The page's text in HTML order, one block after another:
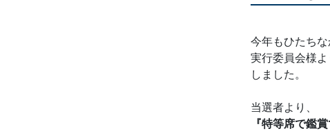
今年もひたち
実行委員会様
しました。
当選者より、
『特等席で鑑